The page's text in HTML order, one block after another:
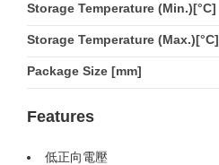
Storage Temperature (Min.)[°C]
Storage Temperature (Max.)[°C]
Package Size [mm]
Features
低正向電壓